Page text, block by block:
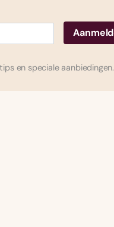
en speciale aanbiedingen.